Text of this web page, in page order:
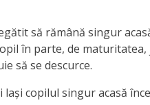
să rămână singur
în parte, de
să se descurce.
copilul singur acasă